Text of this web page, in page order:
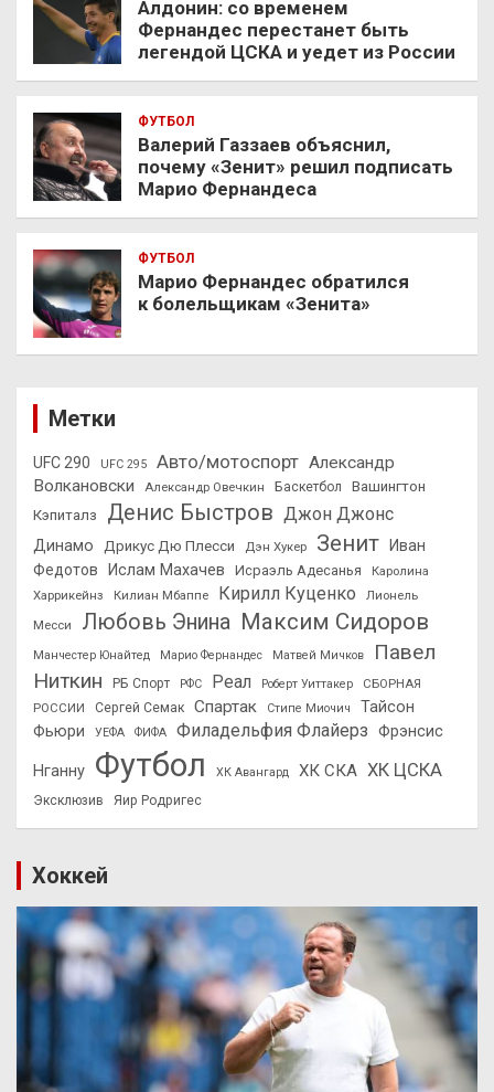
Алдонин: со временем
Фернандес перестанет быть
легендой ЦСКА и уедет из России
ФУТБОЛ
Валерий Газзаев объяснил,
почему «Зенит» решил подписать
Марио Фернандеса
ФУТБОЛ
Марио Фернандес обратился
к болельщикам «Зенита»
Метки
UFC 290 UFC 295 Авто/мотоспорт Александр
Волкановски
Александр Овечкин Баскетбол
Вашингтон
Кэпиталз
Денис Быстров Джон Джонс
Динамо Дрикус Дю Плесси Дэн Хукер Зенит
Иван
Федотов
Ислам Махачев Исраэль Адесанья
Каролина
Харрикейнз
Килиан Мбаппе Кирилл Куценко
Лионель
Месси
Любовь Энина Максим Сидоров
Манчестер Юнайтед Марио Фернандес Матвей Мичков
Павел
Ниткин
РБ Спорт РФС Реал Роберт Уиттакер
СБОРНАЯ
РОССИИ
Сергей Семак Спартак Стипе Миочич
Тайсон
Фьюри
УЕФА ФИФА Филадельфия Флайерз Фрэнсис
Нганну Футбол ХК Авангард ХК СКА ХК ЦСКА
Эксклюзив Яир Родригес
Хоккей